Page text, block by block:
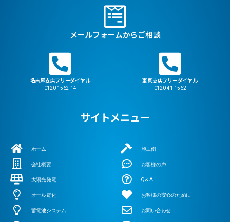
メールフォームからご相談
名古屋支店フリーダイヤル
0120-1562-14
東京支店フリーダイヤル
0120-41-1562
サイトメニュー
ホーム
会社概要
太陽光発電
オール電化
蓄電池システム
施工例
お客様の声
Q＆A
お客様の安心のために
お問い合わせ